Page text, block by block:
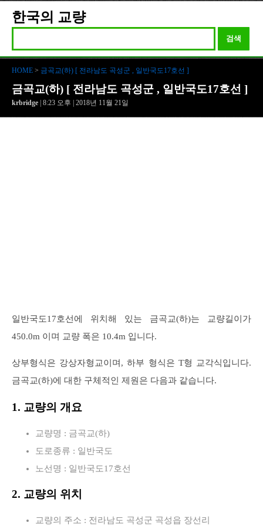
한국의 교량
검색
HOME > 금곡교(하) [ 전라남도 곡성군 , 일반국도17호선 ]
금곡교(하) [ 전라남도 곡성군 , 일반국도17호선 ]
krbridge | 8:23 오후 | 2018년 11월 21일
일반국도17호선에 위치해 있는 금곡교(하)는 교량길이가
450.0m 이며 교량 폭은 10.4m 입니다.
상부형식은 강상자형교이며, 하부 형식은 T형 교각식입니다.
금곡교(하)에 대한 구체적인 제원은 다음과 같습니다.
1. 교량의 개요
교량명 : 금곡교(하)
도로종류 : 일반국도
노선명 : 일반국도17호선
2. 교량의 위치
교량의 주소 : 전라남도 곡성군 곡성읍 장선리